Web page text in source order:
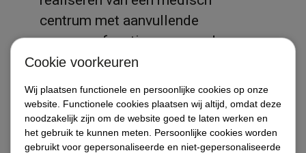
centrum met aanvullende
woonzorgfuncties genaamd:
“Cambuur Care Campus” in het
Leeuwarden terrein. VEZA zal de
initiatieffase en definitiefase
uitvoeren om te komen tot een
Cookie voorkeuren
Wij plaatsen functionele en persoonlijke cookies op onze
website. Functionele cookies plaatsen wij altijd, omdat deze
noodzakelijk zijn om de website goed te laten werken en
het gebruik te kunnen meten. Persoonlijke cookies worden
gebruikt voor gepersonaliseerde en niet-gepersonaliseerde
Diensten
Referenties / projecten